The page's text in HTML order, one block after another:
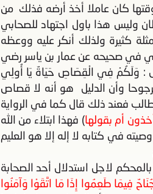
كان عاملا أخذ أرضه فذلك من
وليس هذا باول اجتهاد للصحابي
كثيرة ولذلك أنكر عليه ووعظه
في صحيحه عن عمار بن ياسر رضي
: وَلَكُمْ فِي الْقِصَاصِ حَيَاةٌ يَا أُولِي
وأن الدليل هو أنه لا قصاص
فعند ذلك قال كما في الرواية
أم بقولها) فهذا ابتلاء من الله
في كتابه لا إله إلا هو العليم
لاجل استدلال أحد الصحابة
فِيمَا طَعِمُوا إِذَا مَا اتَّقَوْا وَآمَنُوا